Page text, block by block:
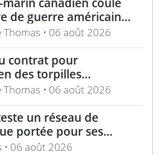
de guerre américain
RIMPAC 2026
• 06 août 2026
contrat pour
des torpilles
et Sting Ray de la
• 06 août 2026
un réseau de
portée pour ses
• 06 août 2026